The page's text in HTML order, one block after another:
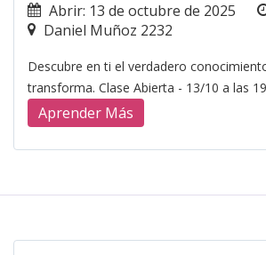
Abrir: 13 de octubre de 2025
Daniel Muñoz 2232
Descubre en ti el verdadero
transforma. Clase Abierta - 13/10 a las
Aprender Más